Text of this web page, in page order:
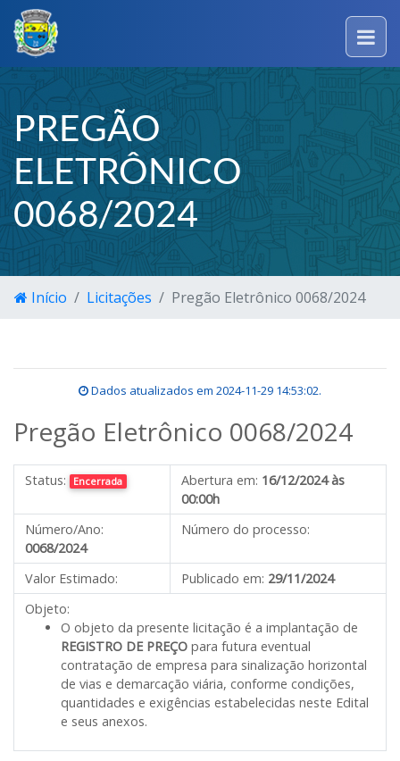
PREGÃO
ELETRÔNICO
0068/2024
Início Licitações Pregão Eletrônico 0068/2024
Dados atualizados em 2024-11-29 14:53:02.
Pregão Eletrônico 0068/2024
Status: Encerrada Abertura em: 16/12/2024 às
00:00h
Número/Ano:
0068/2024
Número do processo:
Valor Estimado: Publicado em: 29/11/2024
Objeto:
O objeto da presente licitação é a implantação de
REGISTRO DE PREÇO para futura eventual
contratação de empresa para sinalização horizontal
de vias e demarcação viária, conforme condições,
quantidades e exigências estabelecidas neste Edital
e seus anexos.